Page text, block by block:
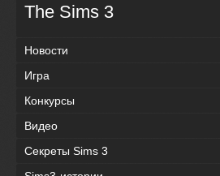
The Sims 3
Новости
Игра
Конкурсы
Видео
Секреты Sims 3